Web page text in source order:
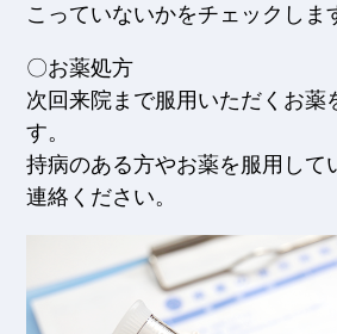
こっていないかをチェックしま
〇お薬処方
次回来院まで服用いただくお薬
す。
持病のある方やお薬を服用して
連絡ください。